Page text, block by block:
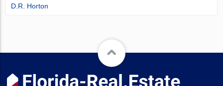
D.R. Horton